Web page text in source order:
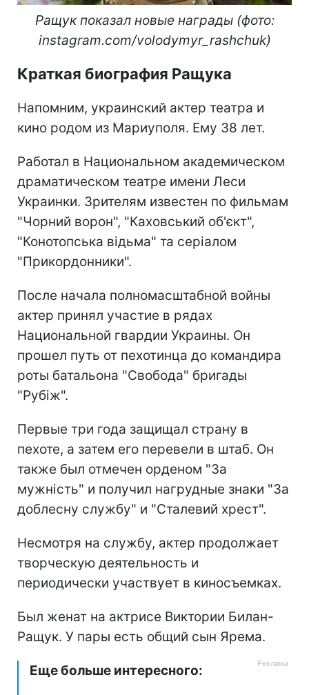
Ращук показал новые награды (фото:
instagram.com/volodymyr_rashchuk)
Краткая биография Ращука
Напомним, украинский актер театра и
кино родом из Мариуполя. Ему 38 лет.
Работал в Национальном академическом
драматическом театре имени Леси
Украинки. Зрителям известен по фильмам
"Чорний ворон", "Каховський об'єкт",
"Конотопська відьма" та серіалом
"Прикордонники".
После начала полномасштабной войны
актер принял участие в рядах
Национальной гвардии Украины. Он
прошел путь от пехотинца до командира
роты батальона "Свобода" бригады
"Рубіж".
Первые три года защищал страну в
пехоте, а затем его перевели в штаб. Он
также был отмечен орденом "За
мужність" и получил нагрудные знаки "За
доблесну службу" и "Сталевий хрест".
Несмотря на службу, актер продолжает
творческую деятельность и
периодически участвует в киносъемках.
Был женат на актрисе Виктории Билан-
Ращук. У пары есть общий сын Ярема.
Еще больше интересного: